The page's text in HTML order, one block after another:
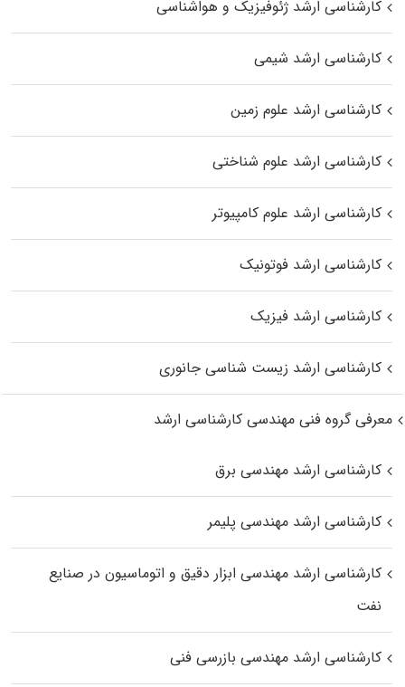
کارشناسی ارشد ژئوفیزیک و هواشناسی
کارشناسی ارشد شیمی
کارشناسی ارشد علوم زمین
کارشناسی ارشد علوم شناختی
کارشناسی ارشد علوم کامپیوتر
کارشناسی ارشد فوتونیک
کارشناسی ارشد فیزیک
کارشناسی ارشد زیست‌ شناسی جانوری
معرفی گروه فنی مهندسی کارشناسی ارشد
کارشناسی ارشد مهندسی برق
کارشناسی ارشد مهندسی پلیمر
کارشناسی ارشد مهندسی ابزار دقیق و اتوماسیون در صنایع
نفت
کارشناسی ارشد مهندسی بازرسی فنی